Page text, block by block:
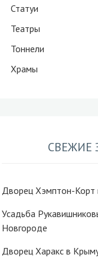
Статуи
Театры
Тоннели
Храмы
СВЕЖИЕ
Дворец Хэмптон-Корт
Усадьба
Новгороде
Дворец Харакс в